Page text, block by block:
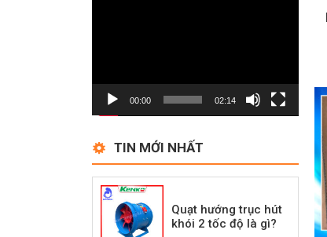
00:00 02:14
TIN MỚI NHẤT
Quạt hướng trục hút
khói 2 tốc độ là gì?